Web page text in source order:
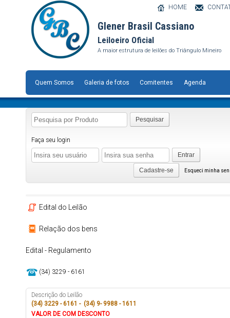
Glener Brasil Cassiano
Leiloeiro Oficial
A maior estrutura de leilões do Triângulo Mineiro
HOME
Quem Somos Galeria de fotos Comitentes Agenda
Pesquisar
Faça seu login
Entrar
Esqueci minha
Cadastre-se
Edital do Leilão
Relação dos bens
Edital - Regulamento
(34) 3229 - 6161
Descrição do Leilão
(34) 3229 - 6161 - (34) 9- 9988 - 1611
VALOR DE COM DESCONTO